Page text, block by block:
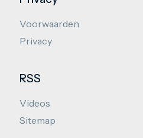
Voorwaarden
Privacy
RSS
Videos
Sitemap